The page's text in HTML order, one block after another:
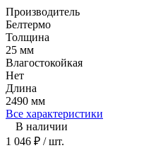
Производитель
Белтермо
Толщина
25 мм
Влагостокойкая
Нет
Длина
2490 мм
Все характеристики
В наличии
1 046 ₽ / шт.